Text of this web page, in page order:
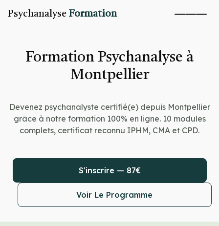
Psychanalyse Formation
Formation Psychanalyse à
Montpellier
Devenez psychanalyste certifié(e) depuis Montpellier
grâce à notre formation 100% en ligne. 10 modules
complets, certificat reconnu IPHM, CMA et CPD.
S'inscrire — 87€
Voir Le Programme